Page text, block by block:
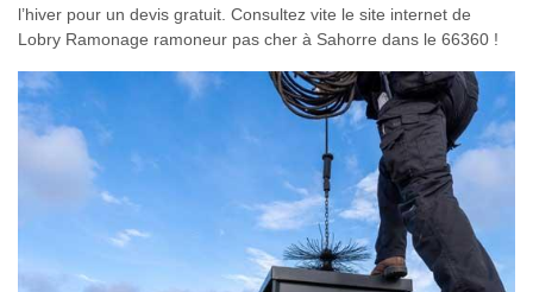
l’hiver pour un devis gratuit. Consultez vite le site internet de
Lobry Ramonage ramoneur pas cher à Sahorre dans le 66360 !